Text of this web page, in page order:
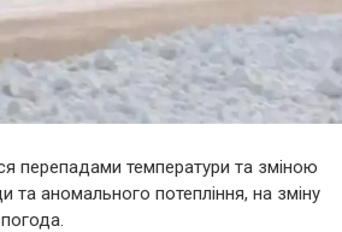
перепадами температури та зміною
аномального потепління, на зміну